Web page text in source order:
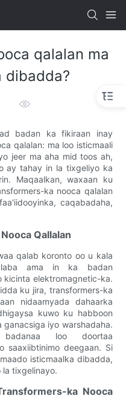
qalalan ma
dibadda?
badan ka fikiraan inay
qalalan: ma loo isticmaali
jeer ma aha mid toos ah,
ay tahay in la tixgeliyo ka
Maqaalkan, waxaan ku
ka nooca qalalan
caqabadaha,
Qallalan
qalab koronto oo u kala
laba ama in ka badan
kicinta elektromagnetic-ka.
ku jira, transformers-ka
nidaamyada dahaarka
kuwo ku habboon
iyo warshadaha.
badanaa loo doortaa
saaxiibtinimo deegaan. Si
isticmaalka dibadda,
la tixgelinayo.
ka Nooca